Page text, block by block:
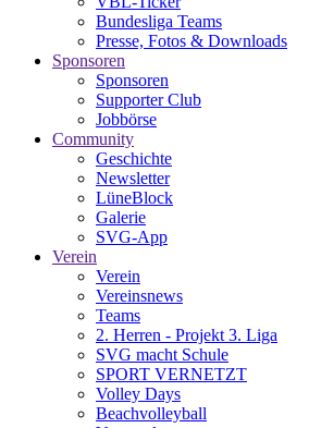
Bundesliga Teams
Presse, Fotos & Downloads
Sponsoren
Sponsoren
Supporter Club
Jobbörse
Community
Geschichte
Newsletter
LüneBlock
Galerie
SVG-App
Verein
Verein
Vereinsnews
Teams
2. Herren - Projekt 3. Liga
SVG macht Schule
SPORT VERNETZT
Volley Days
Beachvolleyball